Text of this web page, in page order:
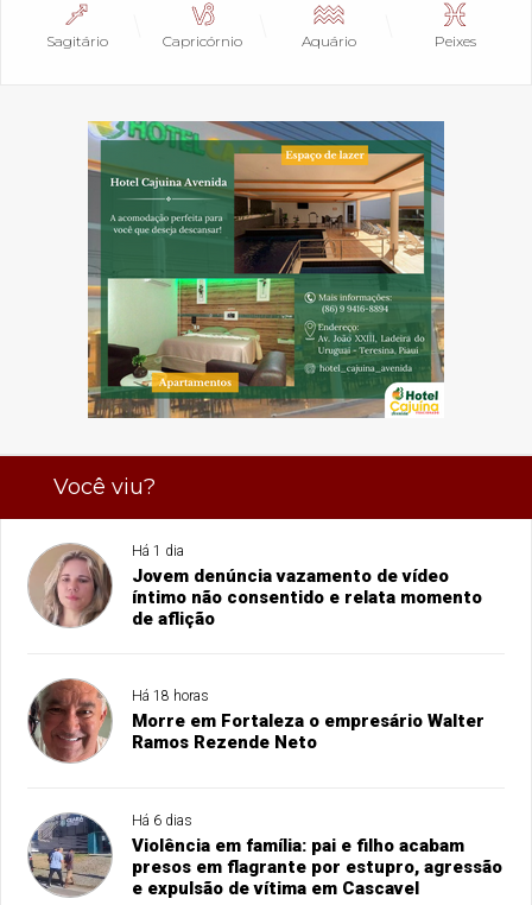
Sagitário Capricórnio Aquário Peixes
Você viu?
Há 1 dia
Jovem denúncia vazamento de vídeo
íntimo não consentido e relata momento
de aflição
Há 18 horas
Morre em Fortaleza o empresário Walter
Ramos Rezende Neto
Há 6 dias
Violência em família: pai e filho acabam
presos em flagrante por estupro, agressão
e expulsão de vítima em Cascavel